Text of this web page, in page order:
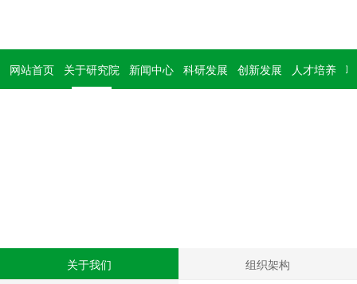
网站首页 关于研究院 新闻中心 科研发展 创新发展 人才培养
关于我们
组织架构